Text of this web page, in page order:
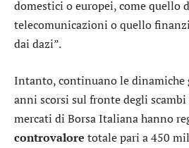
domestici o europei, come quello
telecomunicazioni o quello
dai dazi”.
Intanto, continuano le dinamiche
anni scorsi sul fronte degli
mercati di Borsa Italiana hanno
controvalore totale pari a 450